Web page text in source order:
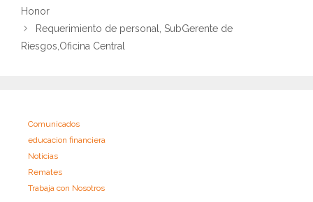
Honor
Requerimiento de personal, SubGerente de
Riesgos,Oficina Central
Comunicados
educacion financiera
Noticias
Remates
Trabaja con Nosotros